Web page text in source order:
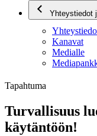
Yhteystiedot
Kanavat
Medialle
Tapahtuma
Turvallisuus
käytäntöön!